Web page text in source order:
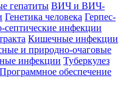
гепатиты ВИЧ и ВИЧ-
Генетика человека Герпес-
септические инфекции
Кишечные инфекции
и природно-очаговые
инфекции Туберкулез
Программное обеспечение